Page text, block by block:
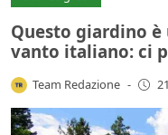
Questo giardino
vanto italiano: ci
Team Redazione -